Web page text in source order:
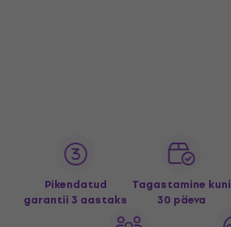
Pikendatud
garantii 3 aastaks
Tagastamine kuni
30 päeva